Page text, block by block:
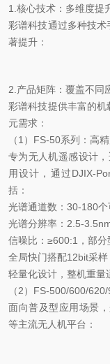
1.核心技术：多维度提
彩谱科技通过多种技
著提升：
2.产品矩阵：覆盖不同
彩谱科技提供丰富的
元需求：
（1）FS-50系列：高
专为无人机遥感设计
用设计，通过DJIX-
括：
光谱通道数： 30-180个
光谱分辨率： 2.5-
信噪比： ≥600:1，部分
全局快门搭配12bit采
轻量化设计，整机重量
（2）FS-500/600/
面向普及型应用场景
等主流无人机平台：